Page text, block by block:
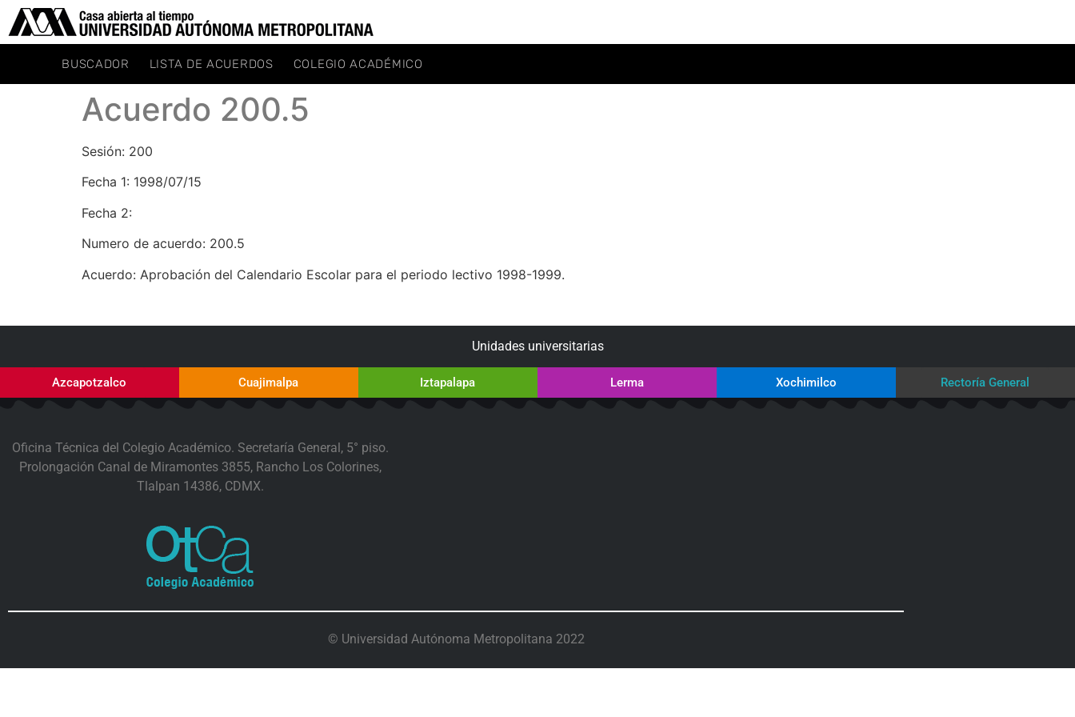
BUSCADOR LISTA DE ACUERDOS COLEGIO ACADÉMICO
Acuerdo 200.5
Sesión: 200
Fecha 1: 1998/07/15
Fecha 2:
Numero de acuerdo: 200.5
Acuerdo: Aprobación del Calendario Escolar para el periodo lectivo 1998-1999.
Unidades universitarias
Azcapotzalco Cuajimalpa Iztapalapa Lerma Xochimilco Rectoría General
Oficina Técnica del Colegio Académico. Secretaría General, 5° piso.
Prolongación Canal de Miramontes 3855, Rancho Los Colorines,
Tlalpan 14386, CDMX.
© Universidad Autónoma Metropolitana 2022